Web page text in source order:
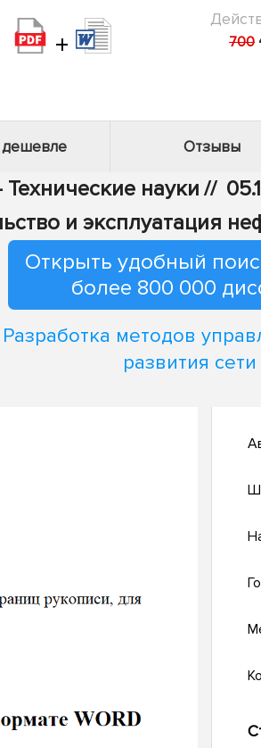
+ 700
Отзывы
Технические науки //
и эксплуатация
Открыть удобный
более 800 000
Разработка методов
развития